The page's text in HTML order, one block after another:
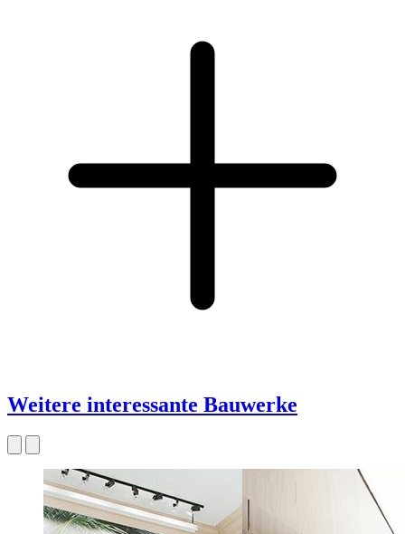
Weitere interessante Bauwerke